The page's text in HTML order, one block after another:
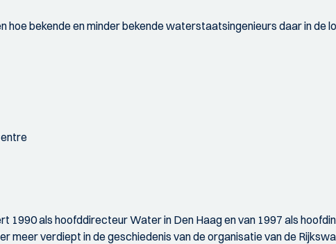
bekende en minder bekende waterstaatsingenieurs daar in de
als hoofddirecteur Water in Den Haag en van 1997 als
meer verdiept in de geschiedenis van de organisatie van de